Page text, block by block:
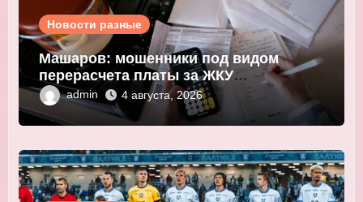
Новости разные
Машаров: мошенники под видом
перерасчета платы за ЖКУ
выманивают персональные данные
admin 4 августа, 2026